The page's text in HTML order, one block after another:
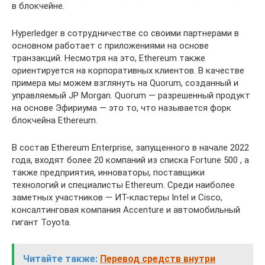
в блокчейне.
Hyperledger в сотрудничестве со своими партнерами в
основном работает с приложениями на основе
транзакций. Несмотря на это, Ethereum также
ориентируется на корпоративных клиентов. В качестве
примера мы можем взглянуть на Quorum, созданный и
управляемый JP Morgan. Quorum — разрешенный продукт
на основе Эфириума — это то, что называется форк
блокчейна Ethereum.
В состав Ethereum Enterprise, запущенного в начале 2022
года, входят более 20 компаний из списка Fortune 500 , а
также предприятия, инноваторы, поставщики
технологий и специалисты Ethereum. Среди наиболее
заметных участников — ИТ-кластеры Intel и Cisco,
консалтинговая компания Accenture и автомобильный
гигант Toyota.
Читайте также: Перевод средств внутри